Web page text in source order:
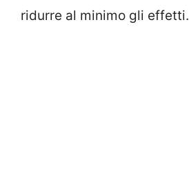
ridurre al minimo gli effetti.